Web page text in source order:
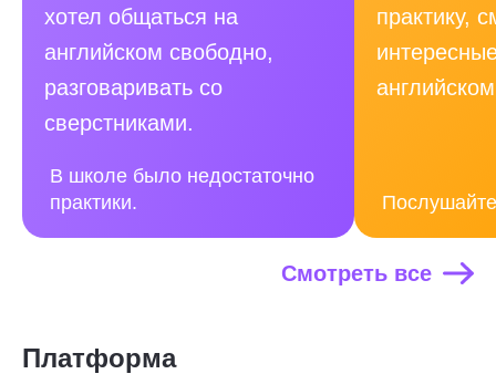
Смотреть все
хотел общаться на
английском свободно,
разговаривать со
сверстниками.
В школе было недостаточно
практики.
практику,
Платформа